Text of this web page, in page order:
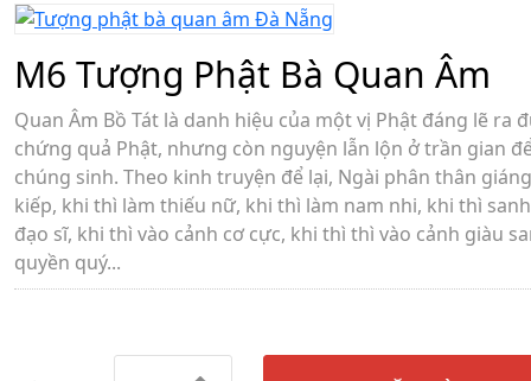
M6 Tượng Phật Bà Quan Âm
Quan Âm Bồ Tát là danh hiệu của một vị Phật đáng lẽ ra
chứng quả Phật, nhưng còn nguyện lẫn lộn ở trần gian
chúng sinh. Theo kinh truyện để lại, Ngài phân thân
kiếp, khi thì làm thiếu nữ, khi thì làm nam nhi, khi thì
đạo sĩ, khi thì vào cảnh cơ cực, khi thì thì vào cảnh giàu
quyền quý...